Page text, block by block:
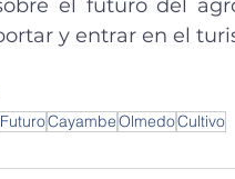
el futuro del
y entrar en el
FuturoCayambeOlmedoCultivo